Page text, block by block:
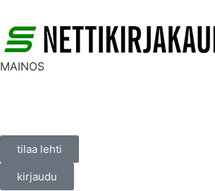
MAINOS
tilaa lehti
kirjaudu